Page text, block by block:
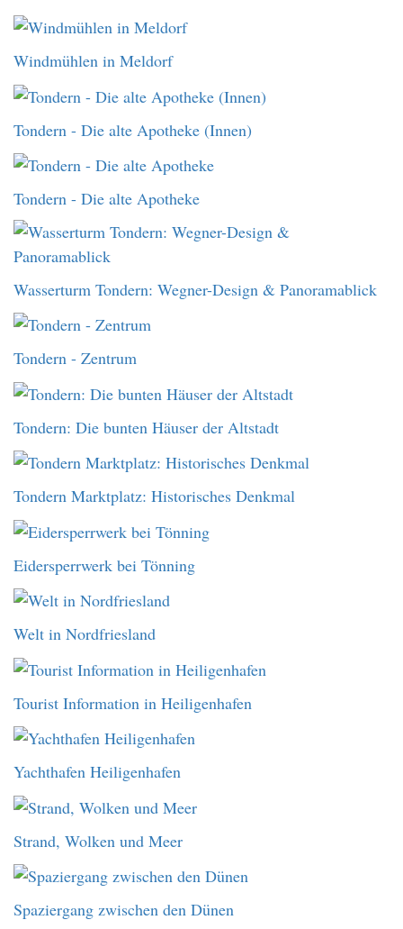
Windmühlen in Meldorf
Tondern - Die alte Apotheke (Innen)
Tondern - Die alte Apotheke
Wasserturm Tondern: Wegner-Design & Panoramablick
Tondern - Zentrum
Tondern: Die bunten Häuser der Altstadt
Tondern Marktplatz: Historisches Denkmal
Eidersperrwerk bei Tönning
Welt in Nordfriesland
Tourist Information in Heiligenhafen
Yachthafen Heiligenhafen
Strand, Wolken und Meer
Spaziergang zwischen den Dünen